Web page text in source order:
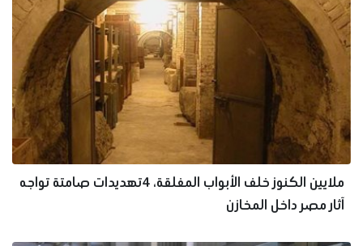
ملايين الكنوز خلف الأبواب المغلقة، 4تهديدات صامتة تواجه
آثار مصر داخل المخازن